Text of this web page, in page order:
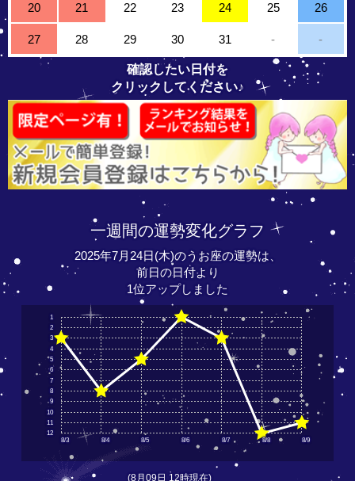
20 21 22 23 24 25 26
27 28 29 30 31 - -
確認したい日付を
クリックしてください♪
一週間の運勢変化グラフ
2025年7月24日(木)のうお座の運勢は、
前日の日付より
1位アップしました
8/3 8/4 8/5 8/6 8/7 8/8 8/9
12
11
10
9
8
7
6
5
4
3
2
1
(8月09日 12時現在)